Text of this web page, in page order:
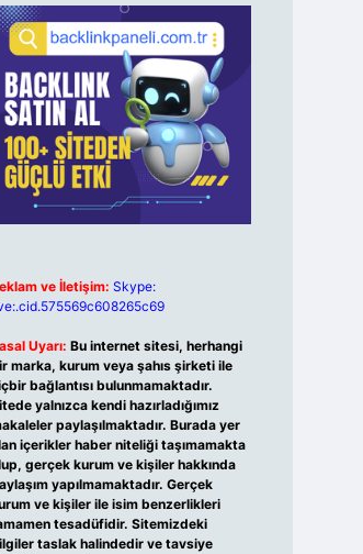
ve İletişim: Skype:
Uyarı: Bu internet sitesi, herhangi
marka, kurum veya şahıs şirketi ile
bağlantısı bulunmamaktadır.
yalnızca kendi hazırladığımız
paylaşılmaktadır. Burada yer
içerikler haber niteliği taşımamakta
gerçek kurum ve kişiler hakkında
yapılmamaktadır. Gerçek
ve kişiler ile isim benzerlikleri
tesadüfidir. Sitemizdeki
taslak halindedir ve tavsiye